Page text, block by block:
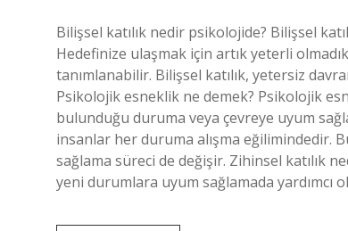
Bilişsel katılık nedir psikolojide? Bilişsel
Hedefinize ulaşmak için artık yeterli
tanımlanabilir. Bilişsel katılık, yetersiz
Psikolojik esneklik ne demek? Psikolojik
bulunduğu duruma veya çevreye uyum
insanlar her duruma alışma eğilimindedir.
sağlama süreci de değişir. Zihinsel katılık
yeni durumlara uyum sağlamada yardımcı